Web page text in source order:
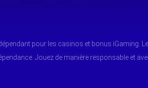
pour les casinos et bonus iGaming.
Jouez de manière responsable et